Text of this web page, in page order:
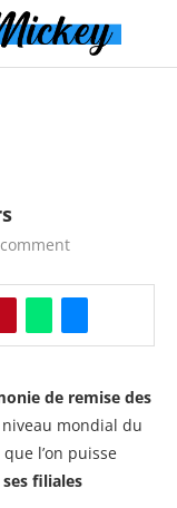
de remise des
mondial du
l’on puisse
filiales